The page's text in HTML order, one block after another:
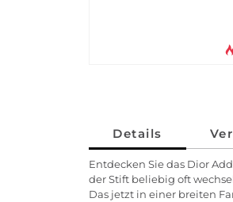
Details
Entdecken Sie das Dior
der Stift beliebig oft
Das jetzt in einer breiten